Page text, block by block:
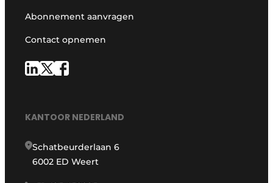
Abonnement aanvragen
Contact opnemen
KANTOOR NEDERLAND
Schatbeurderlaan 6
6002 ED Weert